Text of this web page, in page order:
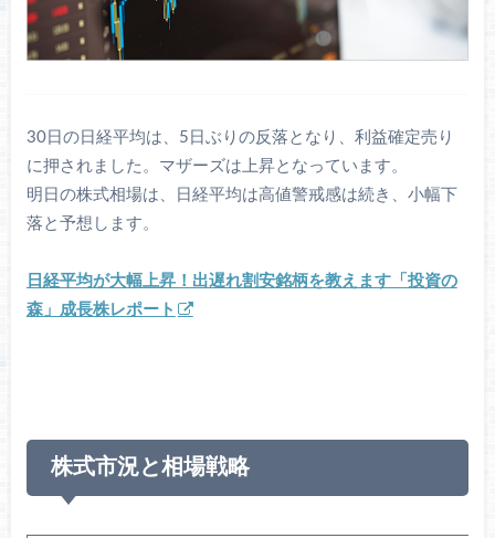
30日の日経平均は、5日ぶりの反落となり、利益確定売り
に押されました。マザーズは上昇となっています。
明日の株式相場は、日経平均は高値警戒感は続き、小幅下
落と予想します。
日経平均が大幅上昇！出遅れ割安銘柄を教えます「投資の
森」成長株レポート
株式市況と相場戦略